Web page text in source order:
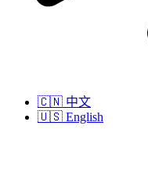
🇨🇳 中文
🇺🇸 English